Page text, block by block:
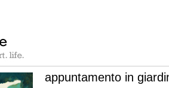
appuntamento in